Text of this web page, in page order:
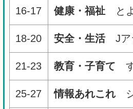
16-17 健康・福祉 と
18-20 安全・生活Jア
21-23 教育・子育て
25-27 情報あれこれ